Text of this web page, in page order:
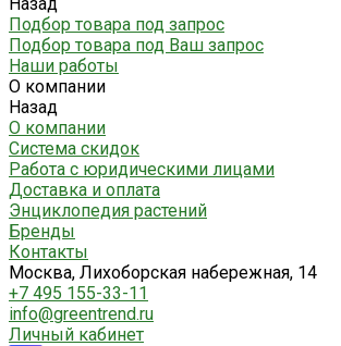
Подбор товара под запрос
Подбор товара под Ваш запрос
Наши работы
О компании
Назад
О компании
Система скидок
Работа с юридическими лицами
Доставка и оплата
Энциклопедия растений
Бренды
Контакты
Москва, Лихоборская набережная, 14
+7 495 155-33-11
info@greentrend.ru
Личный кабинет